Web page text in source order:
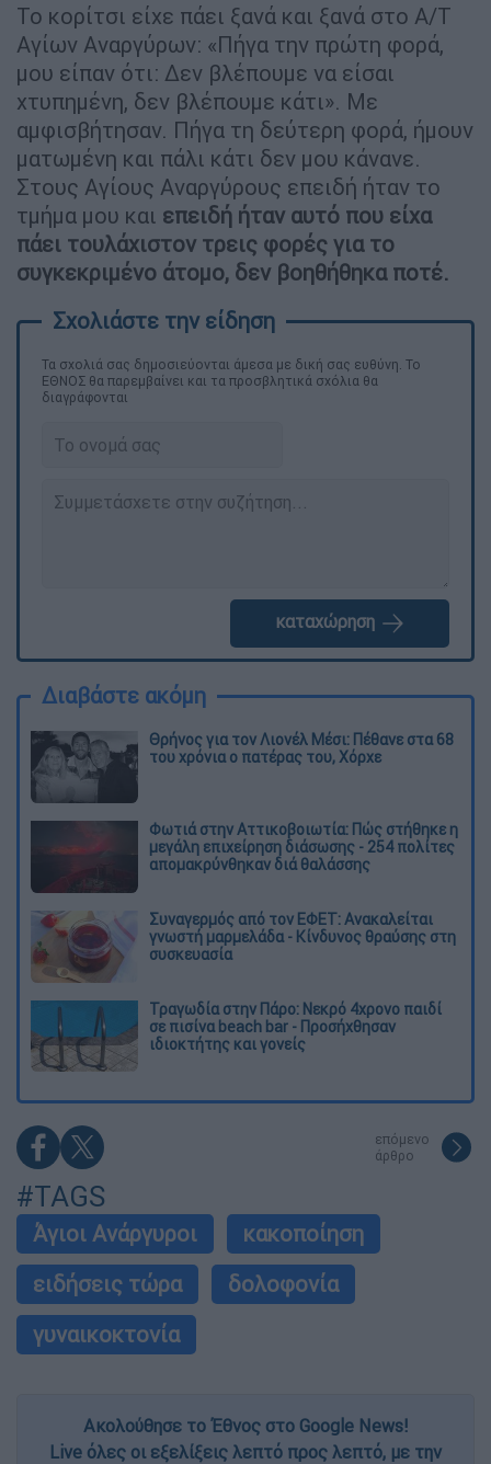
Το κορίτσι είχε πάει ξανά και ξανά στο Α/Τ
Αγίων Αναργύρων: «Πήγα την πρώτη φορά,
μου είπαν ότι: Δεν βλέπουμε να είσαι
χτυπημένη, δεν βλέπουμε κάτι». Με
αμφισβήτησαν. Πήγα τη δεύτερη φορά, ήμουν
ματωμένη και πάλι κάτι δεν μου κάνανε.
Στους Αγίους Αναργύρους επειδή ήταν το
τμήμα μου και επειδή ήταν αυτό που είχα
πάει τουλάχιστον τρεις φορές για το
συγκεκριμένο άτομο, δεν βοηθήθηκα ποτέ.
Τα σχολιά σας δημοσιεύονται άμεσα με δική σας ευθύνη. Το
ΕΘΝΟΣ θα παρεμβαίνει και τα προσβλητικά σχόλια θα
διαγράφονται
καταχώρηση
Διαβάστε ακόμη
Θρήνος για τον Λιονέλ Μέσι: Πέθανε στα 68
του χρόνια ο πατέρας του, Χόρχε
Φωτιά στην Αττικοβοιωτία: Πώς στήθηκε η
μεγάλη επιχείρηση διάσωσης - 254 πολίτες
απομακρύνθηκαν διά θαλάσσης
Συναγερμός από τον ΕΦΕΤ: Ανακαλείται
γνωστή μαρμελάδα - Κίνδυνος θραύσης στη
συσκευασία
Τραγωδία στην Πάρο: Νεκρό 4χρονο παιδί
σε πισίνα beach bar - Προσήχθησαν
ιδιοκτήτης και γονείς
επόμενο
άρθρο
#TAGS
Άγιοι Ανάργυροι
κακοποίηση
ειδήσεις τώρα
δολοφονία
γυναικοκτονία
Ακολούθησε το Έθνος στο Google News!
Live όλες οι εξελίξεις λεπτό προς λεπτό, με την